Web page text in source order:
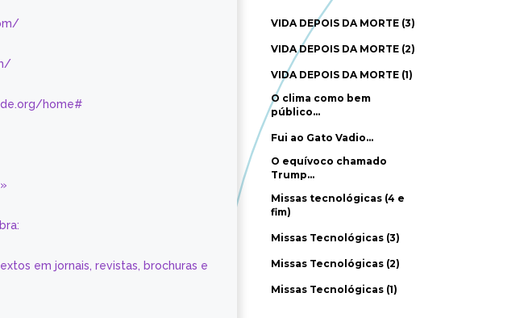
home#
em jornais, revistas, brochuras e
VIDA DEPOIS DA MORTE (3)
VIDA DEPOIS DA MORTE (2)
VIDA DEPOIS DA MORTE (1)
O clima como bem
público…
Fui ao Gato Vadio…
O equívoco chamado
Trump…
Missas tecnológicas (4 e
fim)
Missas Tecnológicas (3)
Missas Tecnológicas (2)
Missas Tecnológicas (1)